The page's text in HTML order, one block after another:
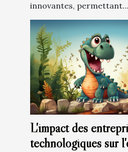
innovantes, permettant...
L'impact des
technologiques sur